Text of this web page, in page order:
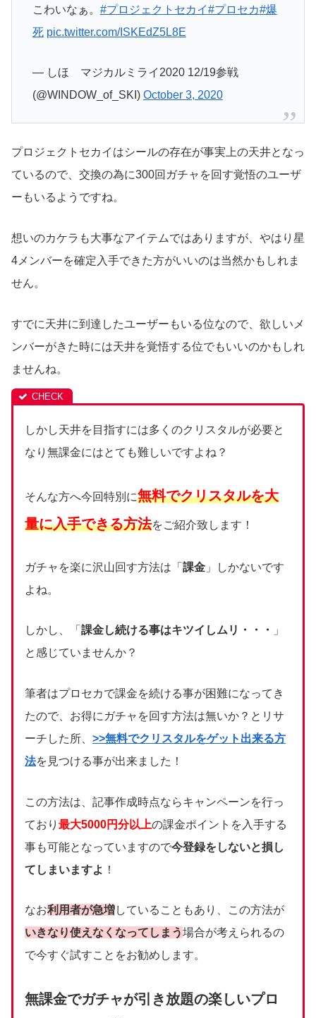
こわいなぁ。 #プロジェクトセカイ#プロセカ#爆
死 pic.twitter.com/ISKEdZ5L8E
— しほ マジカルミライ2020 12/19参戦
(@WINDOW_of_SKI) October 3, 2020
プロジェクトセカイはシールの存在が事実上の天井となっ
ているので、交換の為に300回ガチャを回す覚悟のユーザ
ーもいるようですね。
想いのカケラも大事なアイテムではありますが、やはり星
4メンバーを確定入手できた方がいいのは当然かもしれま
せん。
すでに天井に到達したユーザーもいる位なので、欲しいメ
ンバーがきた時には天井を覚悟する位でもいいのかもしれ
ませんね。
しかし天井を目指すには多くのクリスタルが必要と
なり無課金にはとても難しいですよね？
そんな方へ今回特別に無料でクリスタルを大
量に入手できる方法をご紹介致します！
ガチャを楽に沢山回す方法は「 課金 」しかないです
よね。
しかし、「 課金し続ける事はキツイしムリ・・・
」
と感じていませんか？
筆者はプロセカで課金を続ける事が困難になってき
たので、お得にガチャを回す方法は無いか？とリサ
ーチした所、 >>無料でクリスタルをゲット出来る方
法を見つける事が出来ました！
この方法は、記事作成時点ならキャンペーンを行っ
ており 最大5000円分以上の課金ポイントを入手する
事も可能となっていますので今登録をしないと損し
てしまいますよ ！
なお利用者が急増していることもあり、この方法が
いきなり使えなくなってしまう場合が考えられるの
で今すぐ試すことをお勧めします。
無課金でガチャが引き放題の楽しいプロ